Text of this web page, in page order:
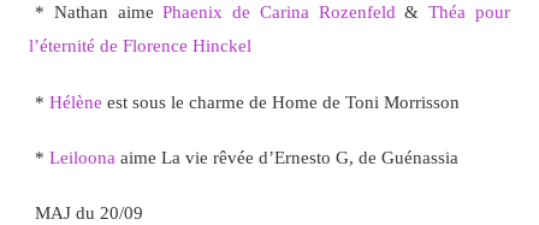
* Nathan aimePhaenix de Carina Rozenfeld &Théa pour
l’éternité de Florence Hinckel
* Hélène est sous le charme de Home de Toni Morrisson
* Leiloona aime La vie rêvée d’Ernesto G, de Guénassia
MAJ du 20/09